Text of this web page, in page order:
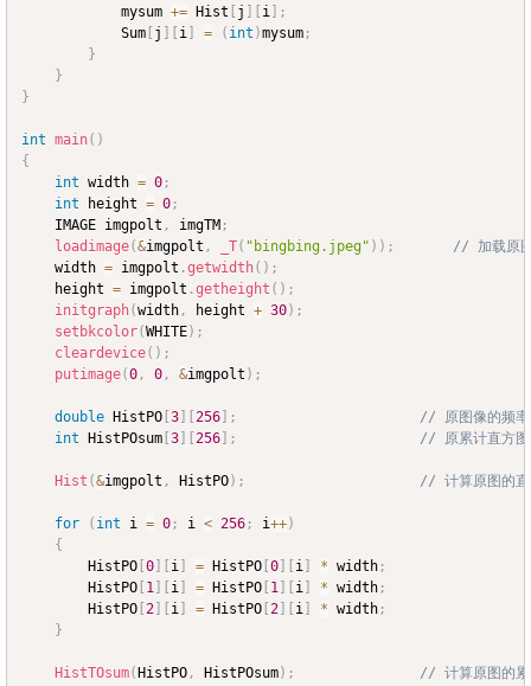
			mysum
+= Hist [ j ] [ i ] ;
			Sum
[ j ] [ i ] = ( int )mysum ;
}
}
}
int main( )
{
int
	width
= 0 ;
int
	height
= 0 ;
	IMAGE imgpolt
, imgTM ;
loadimage(&imgpolt , _T( "bingbing.jpeg" ) ) ;
// 加载原
	width
= imgpolt .getwidth( ) ;
	height
= imgpolt .getheight ( ) ;
initgraph(width , height + 30) ;
setbkcolor(WHITE) ;
cleardevice( ) ;
putimage(0 , 0 , &imgpolt ) ;
double HistPO [3] [ 256] ;
// 原图像的频率
int HistPOsum [3] [ 256] ; // 原累计直方图
Hist (&imgpolt , HistPO) ; // 计算原图的直
for ( int i = 0 ; i < 256 ; i++)
{
		HistPO
[0] [ i ] = HistPO [0] [ i ] * width ;
		HistPO
[ 1 ] [ i ] = HistPO [ 1 ] [ i ] * width ;
		HistPO
[ 2] [ i ] = HistPO [ 2] [ i ] * width ;
}
HistTOsum(HistPO , HistPOsum) ; // 计算原图的累